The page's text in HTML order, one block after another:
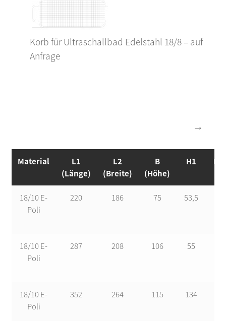
Korb für Ultraschallbad Edelstahl 18/8 – auf
Anfrage
Material
L1
(Länge)
L2
(Breite)
B
(Höhe)
H1 H2
18/10 E-
Poli
220 186 75 53,5
18/10 E-
Poli
287 208 106 55
18/10 E-
Poli
352 264 115 134